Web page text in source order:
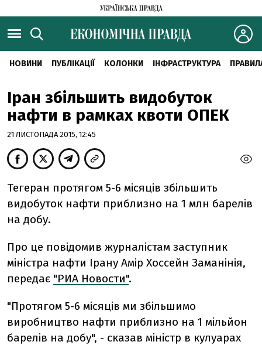
НОВИНИ ПУБЛІКАЦІЇ КОЛОНКИ ІНФРАСТРУКТУРА
Іран збільшить видобуток
нафти в рамках квоти ОПЕК
21 ЛИСТОПАДА 2015, 12:45
Тегеран протягом 5-6 місяців збільшить
видобуток нафти приблизно на 1 млн барелів
на добу.
Про це повідомив журналістам заступник
міністра нафти Ірану Амір Хоссейн Заманінія,
передає "РИА Новости".
"Протягом 5-6 місяців ми збільшимо
виробництво нафти приблизно на 1 мільйон
барелів на добу", - сказав міністр в кулуарах